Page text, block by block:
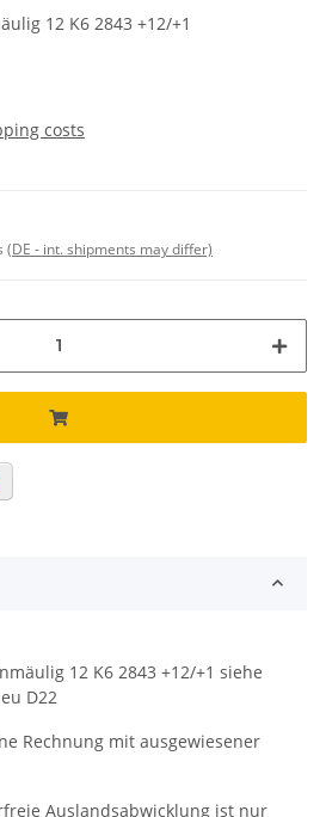
12 K6 2843 +12/+1
costs
(DE - int. shipments may differ)
12 K6 2843 +12/+1 siehe
D22
Rechnung mit ausgewiesener
Auslandsabwicklung ist nur